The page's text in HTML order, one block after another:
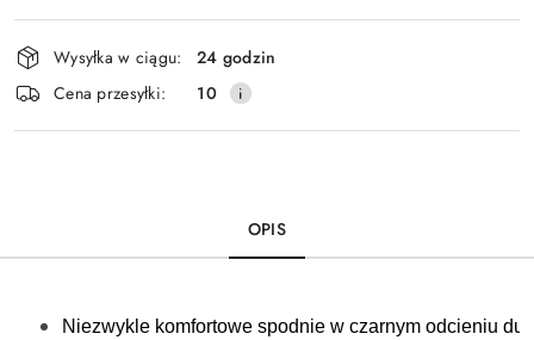
Dostępność
i
dostawa
Wysyłka w ciągu:
24 godzin
Cena przesyłki:
10
OPIS
Niezwykle komfortowe spodnie w czarnym odcieniu